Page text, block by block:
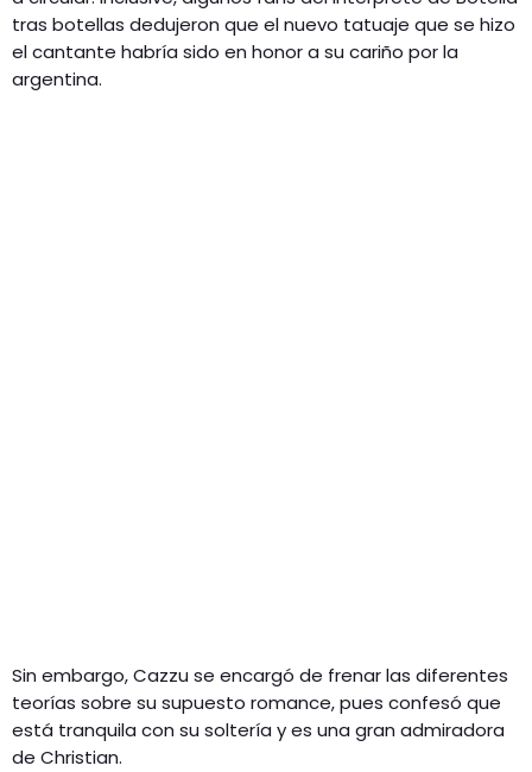
tras botellas dedujeron que el nuevo tatuaje que se hizo
el cantante habría sido en honor a su cariño por la
argentina.
Sin embargo, Cazzu se encargó de frenar las diferentes
teorías sobre su supuesto romance, pues confesó que
está tranquila con su soltería y es una gran admiradora
de Christian.